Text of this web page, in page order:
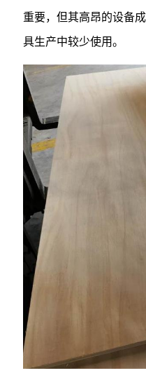
重要，但其高昂的设备
具生产中较少使用。